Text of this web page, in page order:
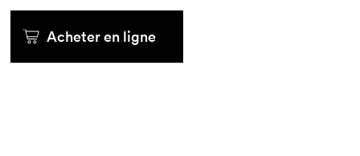
Acheter en ligne